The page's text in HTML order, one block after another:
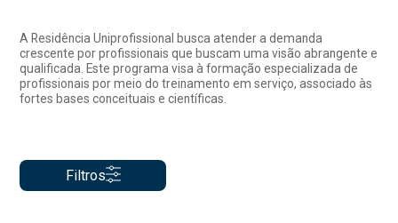
A Residência Uniprofissional busca atender a demanda
crescente por profissionais que buscam uma visão abrangente e
qualificada. Este programa visa à formação especializada de
profissionais por meio do treinamento em serviço, associado às
fortes bases conceituais e científicas.
Filtros